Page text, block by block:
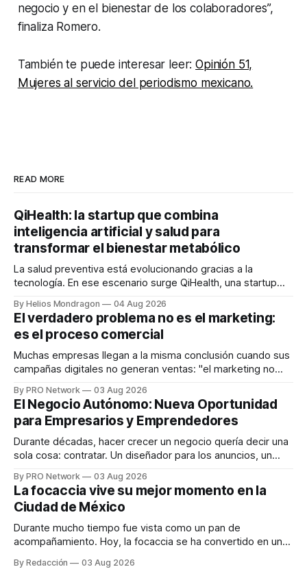
negocio y en el bienestar de los colaboradores”,
finaliza Romero.
También te puede interesar leer:Opinión 51,
Mujeres al servicio del periodismo mexicano.
READ MORE
QiHealth: la startup que combina
inteligencia artificial y salud para
transformar el bienestar metabólico
La salud preventiva está evolucionando gracias a la
tecnología. En ese escenario surge QiHealth, una startup
dispositivos inteligentes, inteligencia artificial y monitoreo
en tiempo real para ayudar a las personas a tomar mejores
decisiones sobre su salud metabólica. Su propuesta busca
responder
By Helios Mondragon 04 Aug 2026
El verdadero problema no es el marketing:
es el proceso comercial
Muchas empresas llegan a la misma conclusión cuando sus
campañas digitales no generan ventas: "el marketing no
INTERIUS, el problema suele estar en otro lugar. Durante
una entrevista para el podcast SER PRO, el especialista en
marketing digital explicó que
By PRO Network 03 Aug 2026
El Negocio Autónomo: Nueva Oportunidad
para Empresarios y Emprendedores
Durante décadas, hacer crecer un negocio quería decir una
sola cosa: contratar. Un diseñador para los anuncios, un
para los textos, alguien que supiera de publicidad digital
para encontrar prospectos, un vendedor para atender
llamadas y mensajes, y —con suerte— una persona
By PRO Network 03 Aug 2026
La focaccia vive su mejor momento en la
Ciudad de México
Durante mucho tiempo fue vista como un pan de
acompañamiento. Hoy, la focaccia se ha convertido en uno
artesanal, ingredientes de calidad y experiencias que
By Redacción 03 Aug 2026